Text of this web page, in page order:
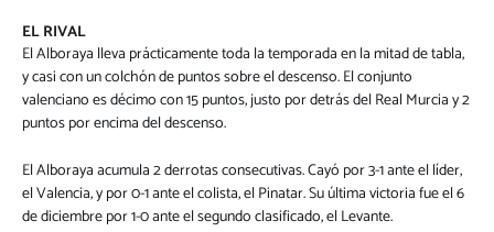
EL RIVAL
El Alboraya lleva prácticamente toda la temporada en la mitad de tabla,
y casi con un colchón de puntos sobre el descenso. El conjunto
valenciano es décimo con 15 puntos, justo por detrás del Real Murcia y 2
puntos por encima del descenso.
El Alboraya acumula 2 derrotas consecutivas. Cayó por 3-1 ante el líder,
el Valencia, y por 0-1 ante el colista, el Pinatar. Su última victoria fue el 6
de diciembre por 1-0 ante el segundo clasificado, el Levante.